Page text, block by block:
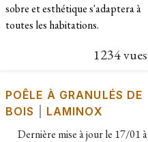
sobre et esthétique s'adaptera à
toutes les habitations.
1234 vues
POÊLE À GRANULÉS DE
BOIS
LAMINOX
Dernière mise à jour le 17/01 à